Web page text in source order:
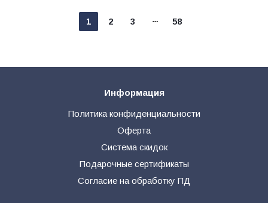
1 2 3 58
Информация
Политика конфиденциальности
Оферта
Система скидок
Подарочные сертификаты
Согласие на обработку ПД